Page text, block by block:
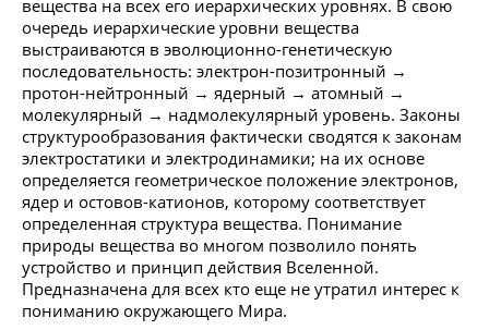
вещества на всех его иерархических уровнях. В свою
очередь иерархические уровни вещества
выстраиваются в эволюционно-генетическую
последовательность: электрон-позитронный →
протон-нейтронный → ядерный → атомный →
молекулярный → надмолекулярный уровень. Законы
структурообразования фактически сводятся к законам
электростатики и электродинамики; на их основе
определяется геометрическое положение электронов,
ядер и остовов-катионов, которому соответствует
определенная структура вещества. Понимание
природы вещества во многом позволило понять
устройство и принцип действия Вселенной.
Предназначена для всех кто еще не утратил интерес к
пониманию окружающего Мира.